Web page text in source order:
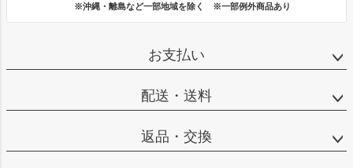
※沖縄・離島など一部地域を除く ※一部例外商品あり
お支払い
配送・送料
返品・交換